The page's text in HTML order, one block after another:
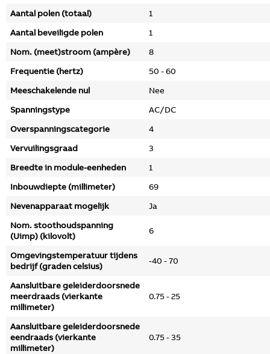
Aantal polen (totaal)
1
Aantal beveiligde polen
1
Nom. (meet)stroom (ampère)
8
Frequentie (hertz)
50 - 60
Meeschakelende nul
Nee
Spanningstype
AC/DC
Overspanningscategorie
4
Vervuilingsgraad
3
Breedte in module-eenheden
1
Inbouwdiepte (millimeter)
69
Nevenapparaat mogelijk
Ja
Nom. stoothoudspanning
(Uimp) (kilovolt)
6
Omgevingstemperatuur tijdens
bedrijf (graden celsius)
-40 - 70
Aansluitbare geleiderdoorsnede
meerdraads (vierkante
millimeter)
0.75 - 25
Aansluitbare geleiderdoorsnede
eendraads (vierkante
millimeter)
0.75 - 35